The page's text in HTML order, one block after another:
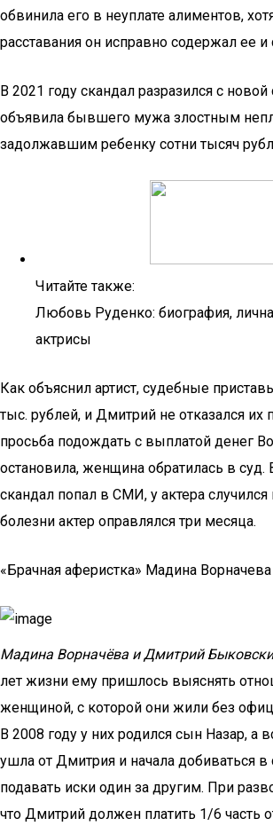
обвинила его в неуплате алиментов,
расставания он исправно содержал ее и
В 2021 году скандал разразился с
объявила бывшего мужа злостным
задолжавшим ребенку сотни тысяч
Читайте также:
Любовь Руденко: биография,
актрисы
Как объяснил артист, судебные
тыс. рублей, и Дмитрий не отказался их
просьба подождать с выплатой денег
остановила, женщина обратилась в
скандал попал в СМИ, у актера случился
болезни актер оправлялся три месяца.
«Брачная аферистка» Мадина Ворначева
Мадина Ворначёва и Дмитрий
лет жизни ему пришлось выяснять
женщиной, с которой они жили без
В 2008 году у них родился сын Назар, а
ушла от Дмитрия и начала добиваться
подавать иски один за другим. При
что Дмитрий должен платить 1/6 часть